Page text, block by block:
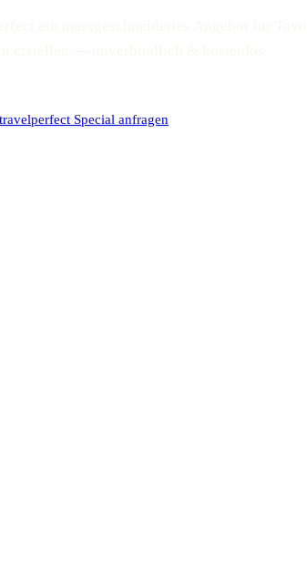
travelperfect Special anfragen